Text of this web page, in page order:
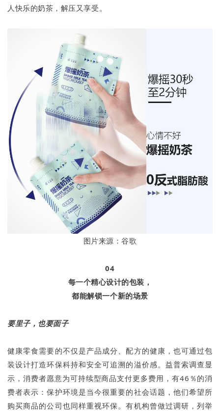
人快乐的奶茶，解压又享受。
图片来源：谷歌
04
每一个精心设计的包装，
都能解锁一个新的场景
要里子，也要面子
健康零食需要的不仅是产品成分、配方的健康，也可通过包
装设计打造环保科持和安全可追溯的溢价感。益普索调查显
示，消费者愿意为可持续型商品支付更多费用，有46％的消
费者表示：保护环境是当今很重要的社会话题，他们希望所
购买商品的公司也同样重视环保。有机构曾做过调研，列举